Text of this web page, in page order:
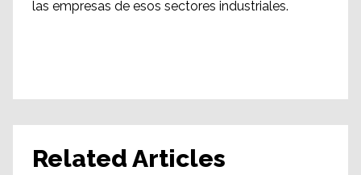
las empresas de esos sectores industriales.
Related Articles